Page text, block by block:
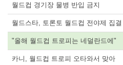
월드컵 경기장 물병 반입 금지
월드스타, 토론토 월드컵 전야제 집결
"올해 월드컵 트로피는 네덜란드에"
카니, 월드컵 트로피 오타와서 맞아